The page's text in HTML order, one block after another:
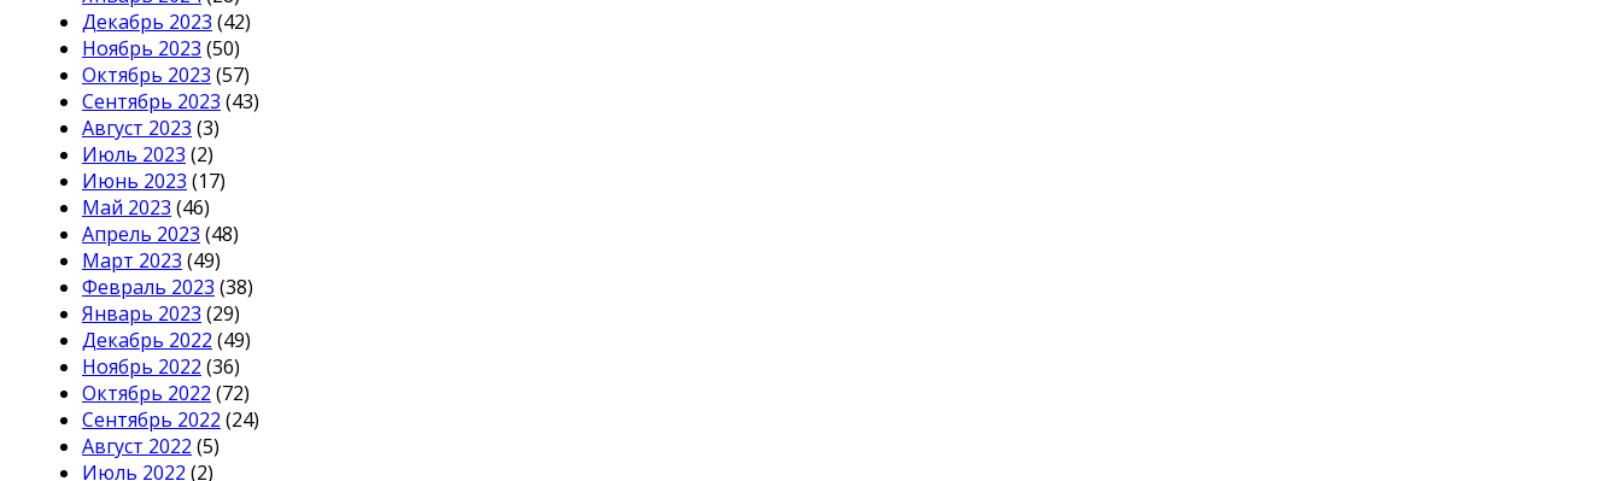
Декабрь 2023 (42)
Ноябрь 2023 (50)
Октябрь 2023 (57)
Сентябрь 2023 (43)
Август 2023 (3)
Июль 2023 (2)
Июнь 2023 (17)
Май 2023 (46)
Апрель 2023 (48)
Март 2023 (49)
Февраль 2023 (38)
Январь 2023 (29)
Декабрь 2022 (49)
Ноябрь 2022 (36)
Октябрь 2022 (72)
Сентябрь 2022 (24)
Август 2022 (5)
Июль 2022 (2)